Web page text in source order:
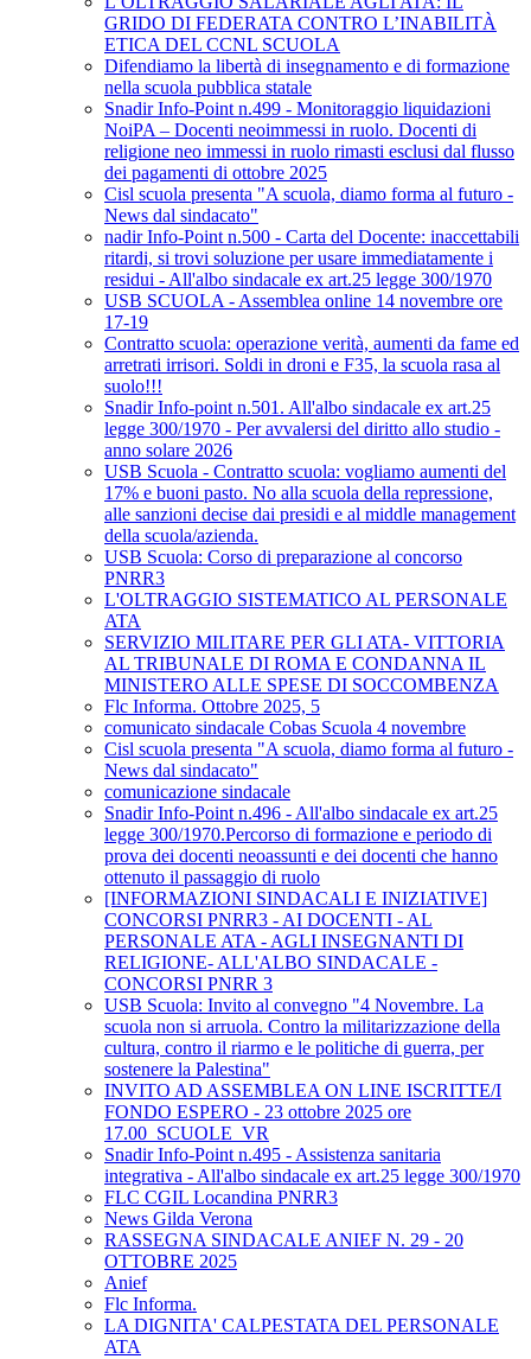
GRIDO DI FEDERATA CONTRO L’INABILITÀ
ETICA DEL CCNL SCUOLA
Difendiamo la libertà di insegnamento e di formazione
nella scuola pubblica statale
Snadir Info-Point n.499 - Monitoraggio liquidazioni
NoiPA – Docenti neoimmessi in ruolo. Docenti di
religione neo immessi in ruolo rimasti esclusi dal flusso
dei pagamenti di ottobre 2025
Cisl scuola presenta "A scuola, diamo forma al futuro -
News dal sindacato"
nadir Info-Point n.500 - Carta del Docente: inaccettabili
ritardi, si trovi soluzione per usare immediatamente i
residui - All'albo sindacale ex art.25 legge 300/1970
USB SCUOLA - Assemblea online 14 novembre ore
17-19
Contratto scuola: operazione verità, aumenti da fame ed
arretrati irrisori. Soldi in droni e F35, la scuola rasa al
suolo!!!
Snadir Info-point n.501. All'albo sindacale ex art.25
legge 300/1970 - Per avvalersi del diritto allo studio -
anno solare 2026
USB Scuola - Contratto scuola: vogliamo aumenti del
17% e buoni pasto. No alla scuola della repressione,
alle sanzioni decise dai presidi e al middle management
della scuola/azienda.
USB Scuola: Corso di preparazione al concorso
PNRR3
L'OLTRAGGIO SISTEMATICO AL PERSONALE
ATA
SERVIZIO MILITARE PER GLI ATA- VITTORIA
AL TRIBUNALE DI ROMA E CONDANNA IL
MINISTERO ALLE SPESE DI SOCCOMBENZA
Flc Informa. Ottobre 2025, 5
comunicato sindacale Cobas Scuola 4 novembre
Cisl scuola presenta "A scuola, diamo forma al futuro -
News dal sindacato"
comunicazione sindacale
Snadir Info-Point n.496 - All'albo sindacale ex art.25
legge 300/1970.Percorso di formazione e periodo di
prova dei docenti neoassunti e dei docenti che hanno
ottenuto il passaggio di ruolo
[INFORMAZIONI SINDACALI E INIZIATIVE]
CONCORSI PNRR3 - AI DOCENTI - AL
PERSONALE ATA - AGLI INSEGNANTI DI
RELIGIONE- ALL'ALBO SINDACALE -
CONCORSI PNRR 3
USB Scuola: Invito al convegno "4 Novembre. La
scuola non si arruola. Contro la militarizzazione della
cultura, contro il riarmo e le politiche di guerra, per
sostenere la Palestina"
INVITO AD ASSEMBLEA ON LINE ISCRITTE/I
FONDO ESPERO - 23 ottobre 2025 ore
17.00_SCUOLE_VR
Snadir Info-Point n.495 - Assistenza sanitaria
integrativa - All'albo sindacale ex art.25 legge 300/1970
FLC CGIL Locandina PNRR3
News Gilda Verona
RASSEGNA SINDACALE ANIEF N. 29 - 20
OTTOBRE 2025
Anief
Flc Informa.
LA DIGNITA' CALPESTATA DEL PERSONALE
ATA